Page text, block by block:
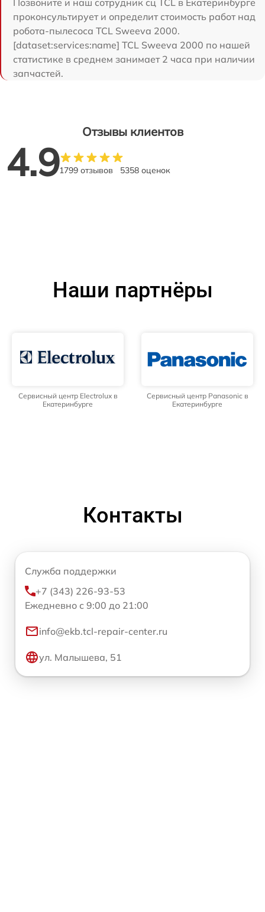
Позвоните и наш сотрудник сц TCL в Екатеринбурге
проконсультирует и определит стоимость работ над
робота-пылесоса TCL Sweeva 2000.
[dataset:services:name] TCL Sweeva 2000 по нашей
статистике в среднем занимает 2 часа при наличии
запчастей.
Отзывы клиентов
4.91799 отзывов 5358 оценок
Наши партнёры
Сервисный центр Electrolux в
Екатеринбурге
Сервисный центр Panasonic в
Екатеринбурге
Контакты
Служба поддержки
+7 (343) 226-93-53
Ежедневно с 9:00 до 21:00
info@ekb.tcl-repair-center.ru
ул. Малышева, 51